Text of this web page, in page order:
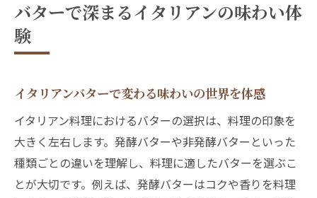
バターで深まるイタリアンの味わい体
験
イタリアンバターで変わる味わいの世界を体感
イタリアン料理におけるバターの選択は、料理の印象を
大きく左右します。発酵バターや非発酵バターといった
種類ごとの違いを理解し、料理に適したバターを選ぶこ
とが大切です。例えば、発酵バターはコクや香りを料理